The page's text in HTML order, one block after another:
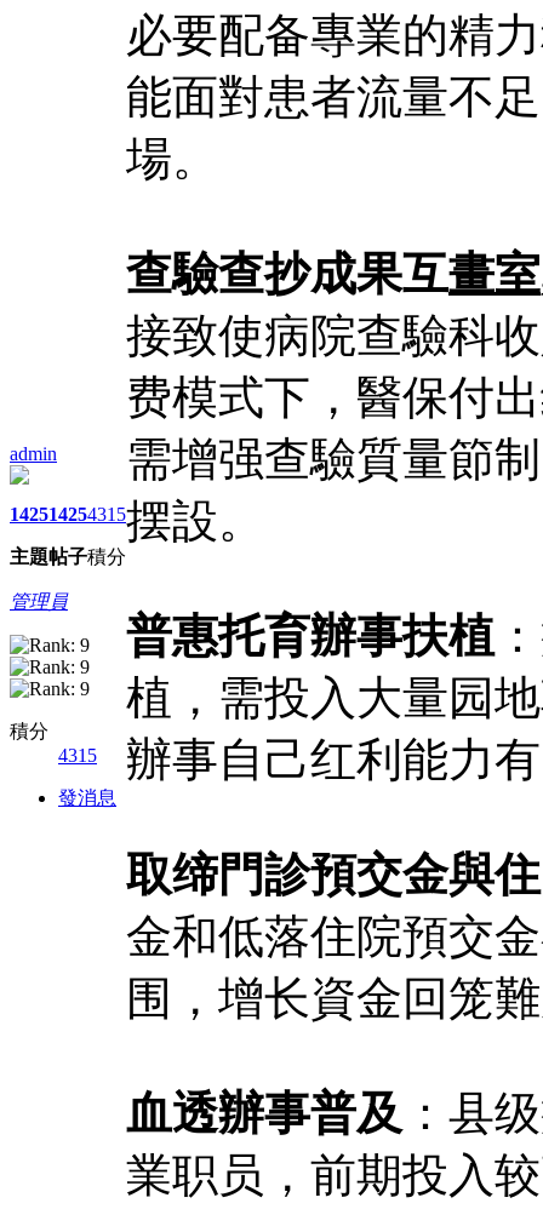
admin
1425
主題
1425
帖子
4315
積分
管理員
積分
4315
發消息
必要配备專業的精
能面對患者流量不
場。
查驗查抄成果互畫室
接致使病院查驗科
费模式下，醫保付
需增强查驗質量節
摆設。
普惠托育辦事扶植
植，需投入大量园
辦事自己红利能力
取缔門診預交金與
金和低落住院預交
围，增长資金回笼
血透辦事普及 ：县
業职员，前期投入